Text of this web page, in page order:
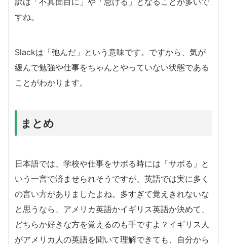
すね。
Slackは「弛んだ」という意味です。ですから、気が
緩んで勉強や仕事をちゃんとやっていない状態である
ことがわかります。
まとめ
日本語では、学校や仕事をサボる時には「サボる」と
いう一言で済ませられそうですが、英語では実に多く
の言い方がありましたよね。多すぎて覚えきれないな
と思うなら、アメリカ英語かイギリス英語か決めて、
どちらか好きな方を覚えるのも手ですよ？イギリス人
がアメリカ人の英語を聞いて理解できても、自分から